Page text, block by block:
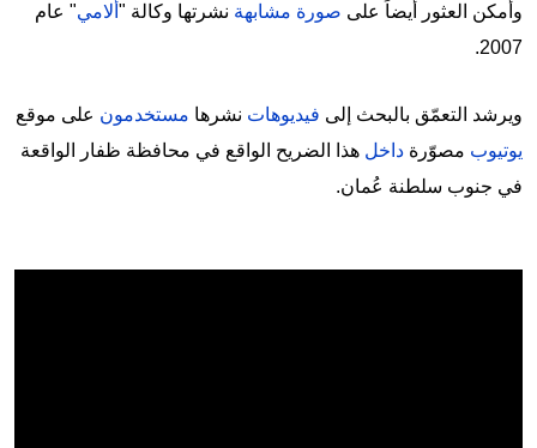
وأمكن العثور أيضاً على صورة مشابهة نشرتها وكالة " ألامي" عام
2007.
ويرشد التعمّق بالبحث إلى فيديوهات نشرها مستخدمون على موقع
يوتيوب مصوّرة داخل هذا الضريح الواقع في محافظة ظفار الواقعة
في جنوب سلطنة عُمان.